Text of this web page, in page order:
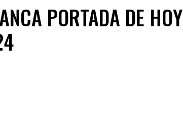
PORTADA DE HOY